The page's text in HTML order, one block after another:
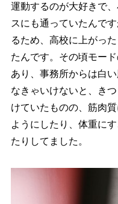
運動するのが大好きで
スにも通っていたんで
るため、高校に上がっ
たんです。その頃モー
あり、事務所からは白
なきゃいけないと、き
けていたものの、筋肉
ようにしたり、体重に
たりしてました。